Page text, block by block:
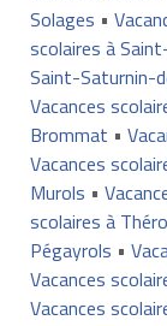
Solages •
scolaires à
Saint-Saturnin-
Vacances
Brommat •
Vacances
Murols •
scolaires à
Pégayrols •
Vacances
Vacances